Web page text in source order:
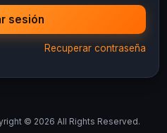
sesión
Recuperar contraseña
© 2026 All Rights Reserved.